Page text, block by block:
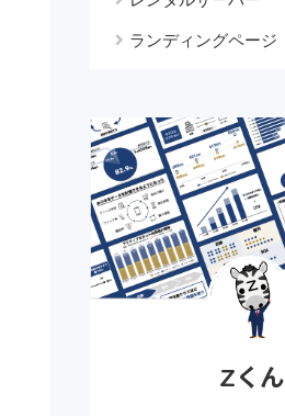
ランディングページ
Zくん